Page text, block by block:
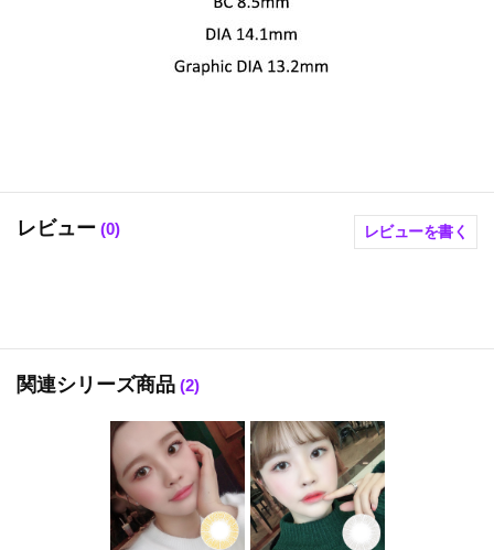
レビュー (0) レビューを書く
関連シリーズ商品 (2)